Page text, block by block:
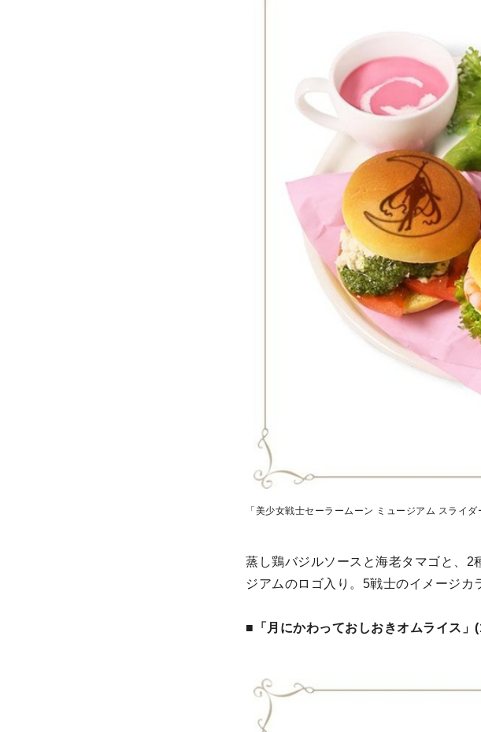
「美少女戦士セーラームーン ミュージアム スライダ
蒸し鶏バジルソースと海老タマゴと、2
ジアムのロゴ入り。5戦士のイメージカ
■「月にかわっておしおきオムライス」